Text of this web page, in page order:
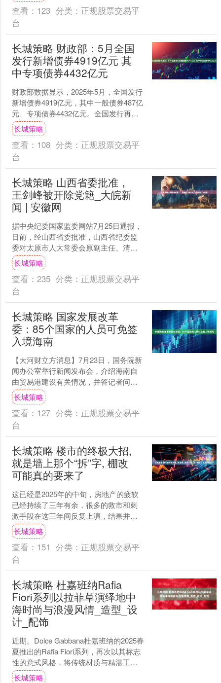
查看： 123 分类： 正规股票交易平
台
长城策略 财政部：5月全国
发行新增债券4919亿元 其
中专项债券4432亿元
财政部数据显示，2025年5月，全国发行
新增债券4919亿元，其中一般债券487亿
元、专项债券4432亿元。全国发行再融
资债券2876亿元，其中一般债券2113....
长城策略
查看： 108 分类： 正规股票交易平
台
长城策略 山西省委批准，
王剑峰被开除党籍_大皖新
闻 | 安徽网
据中央纪委国家监委网站7月25日通报，
日前，经山西省委批准，山西省纪委监
委对太原市人大常委会原副主任、清徐
县委原书记王剑峰严重违纪违法问题进
行立案审查调查。 经....
长城策略
查看： 235 分类： 正规股票交易平
台
长城策略 国家发展改革
委：85个国家的人员可免签
入境海南
【大河财立方消息】7月23日，国务院新
闻办公室举行新闻发布会，介绍海南自
由贸易港建设有关情况，并答记者问。
国家发展改革委副主任王昌林会上表
示，5年多来，在中央....
长城策略
查看： 127 分类： 正规股票交易平
台
长城策略 楼市的终极大招,
就是墙上那个“拆”字, 棚改
可能真的要来了
这已经是2025年的中旬，房地产的疲软
已经持续了三年有余，很多的救市和刺
激手段在这三年间反复上演，结果并不
乐观，对于楼市持续的悲观情绪还在发
酵和蔓延，卖房的恐慌....
长城策略
查看： 151 分类： 正规股票交易平
台
长城策略 杜嘉班纳Rafia
Fiori系列以拉菲草演绎地中
海时尚与浪漫风情_造型_设
计_配饰
近期。Dolce Gabbana杜嘉班纳的2025春
夏推出的Rafia Fiori系列，再次以其标志
性的意式风格，将传统材质与精湛工艺
相结合，打造出一组充满自然....
长城策略